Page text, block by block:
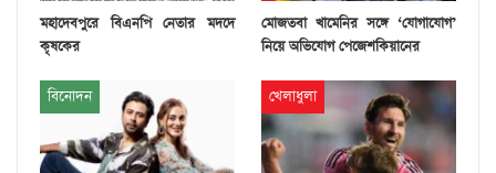
মহাদেবপুরে বিএনপি নেতার মদদে
কৃষকের
মোজতবা খামেনির সঙ্গে ‘যোগাযোগ’
নিয়ে অভিযোগ পেজেশকিয়ানের
বিনোদন খেলাধুলা